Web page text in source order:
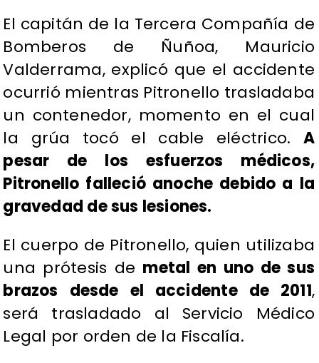
El capitán de la Tercera Compañía de
Bomberos de Ñuñoa, Mauricio
Valderrama, explicó que el accidente
ocurrió mientras Pitronello trasladaba
un contenedor, momento en el cual
la grúa tocó el cable eléctrico. A
pesar de los esfuerzos médicos,
Pitronello falleció anoche debido a la
gravedad de sus lesiones.
El cuerpo de Pitronello, quien utilizaba
una prótesis de metal en uno de sus
brazos desde el accidente de 2011,
será trasladado al Servicio Médico
Legal por orden de la Fiscalía.